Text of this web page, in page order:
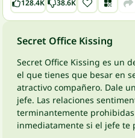
128.4K 38.6K
Secret Office Kissing
Secret Office Kissing es un
el que tienes que besar en
atractivo compañero. Dale
jefe. Las relaciones
terminantemente
inmediatamente si el jefe te